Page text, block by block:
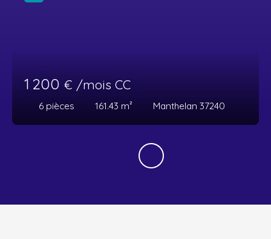
1 200 € /mois CC
6 pièces 161.43 m² Manthelan 37240